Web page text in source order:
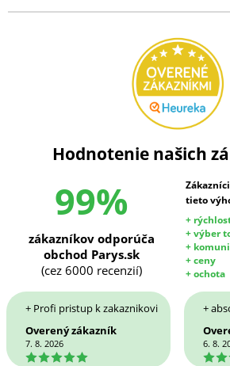
Hodnotenie našich
99%
tieto
+
+ výber
+
+ ceny
+ ochota
zákazníkov odporúča
obchod Parys.sk
(cez 6000 recenzií)
+ Profi pristup k zakaznikovi
Overený zákazník
7. 8. 2026
5
+
6. 8.
5